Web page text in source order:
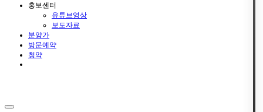
홍보센터
유튜브영상
보도자료
분양가
방문예약
청약